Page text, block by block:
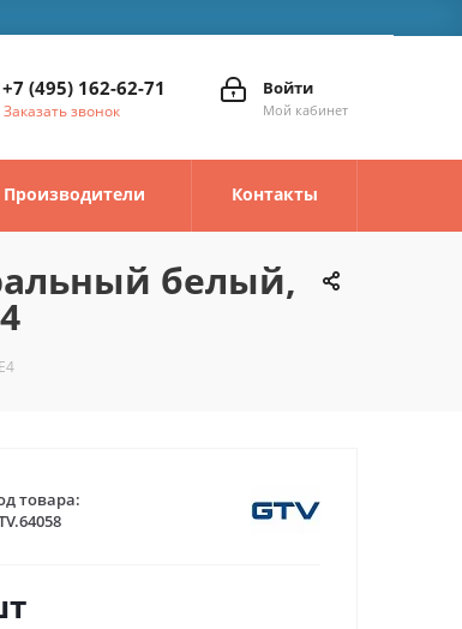
Войти
Мой кабинет
+7 (495) 162-62-71
Заказать звонок
Производители Контакты
белый,
товара: